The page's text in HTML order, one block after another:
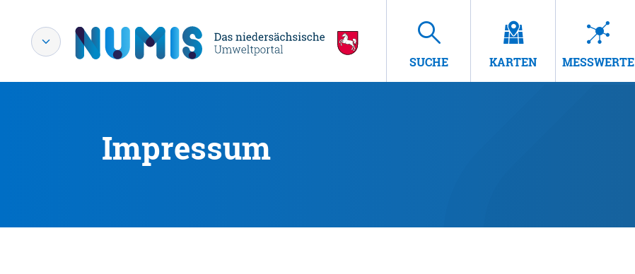
SUCHE KARTEN MESSWERTE
Impressum